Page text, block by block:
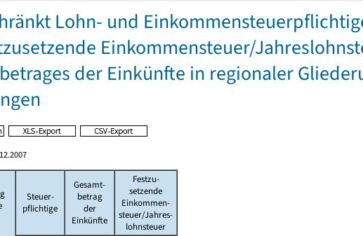
Lohn- und
Einkommensteuer/
der Einkünfte in regionaler
Steuer-
pflichtige
Gesamt-
betrag
der
Einkünfte
Festzu-
setzende
Einkommen-
steuer/Jahres-
lohnsteuer